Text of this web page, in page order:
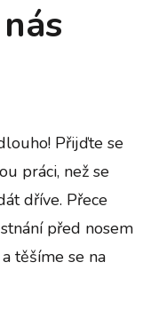
Přijďte se
práci, než se
dříve. Přece
před nosem
těšíme se na